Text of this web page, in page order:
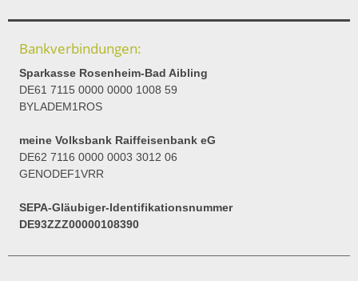
Bankverbindungen:
Sparkasse Rosenheim-Bad Aibling
DE61 7115 0000 0000 1008 59
BYLADEM1ROS
meine Volksbank Raiffeisenbank eG
DE62 7116 0000 0003 3012 06
GENODEF1VRR
SEPA-Gläubiger-Identifikationsnummer
DE93ZZZ00000108390